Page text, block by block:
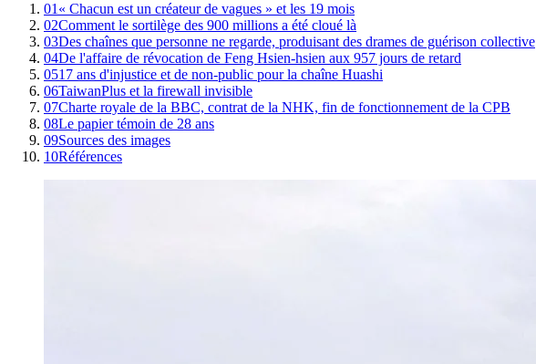
01 « Chacun est un créateur de vagues » et les 19 mois
02Comment le sortilège des 900 millions a été cloué là
03Des chaînes que personne ne regarde, produisant des drames de guérison collective
04De l'affaire de révocation de Feng Hsien-hsien aux 957 jours de retard
0517 ans d'injustice et de non-public pour la chaîne Huashi
06TaiwanPlus et la firewall invisible
07Charte royale de la BBC, contrat de la NHK, fin de fonctionnement de la CPB
08Le papier témoin de 28 ans
09Sources des images
10Références